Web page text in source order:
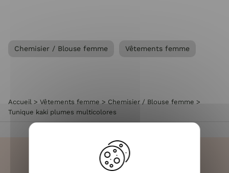
Chemisier / Blouse femme Vêtements femme
Accueil > Vêtements femme > Chemisier / Blouse femme >
Tunique kaki plumes multicolores